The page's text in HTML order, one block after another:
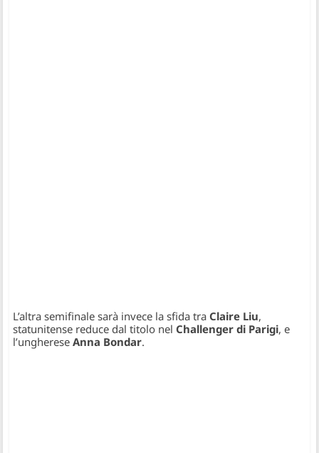
L’altra semifinale sarà invece la sfida traClaire Liu,
statunitense reduce dal titolo nelChallenger di Parigi, e
l’unghereseAnna Bondar.